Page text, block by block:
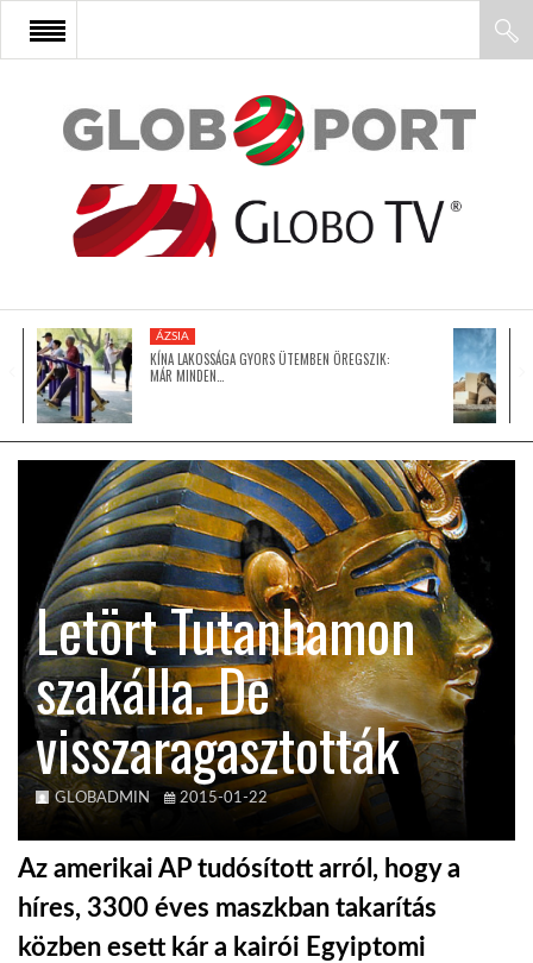
FŐOLDAL
AFRIKA
ÁZSIA
LATIN-AMERIKA
KÖZEL-KELET
AUSZTRÁLIA
A VILÁG ITTHON
MÉDIA
ÁZSIA
KÍNA LAKOSSÁGA GYORS ÜTEMBEN ÖREGSZIK:
MÁR MINDEN…
Letört Tutanhamon
szakálla. De
visszaragasztották
GLOBADMIN 2015-01-22
Az amerikai AP tudósított arról, hogy a
híres, 3300 éves maszkban takarítás
közben esett kár a kairói Egyiptomi